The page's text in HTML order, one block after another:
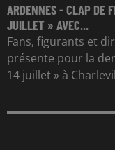
ARDENNES - CLAP DE
JUILLET » AVEC...
Fans, figurants et
présente pour la
14 juillet » à